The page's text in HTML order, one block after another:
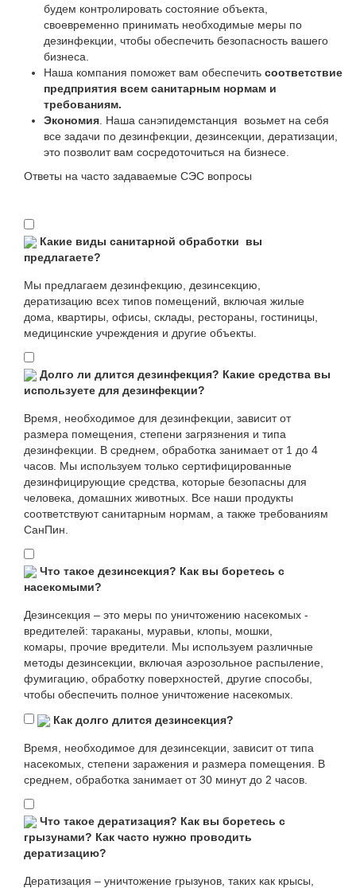
будем контролировать состояние объекта,
своевременно принимать необходимые меры по
дезинфекции, чтобы обеспечить безопасность вашего
бизнеса.
Наша компания поможет вам обеспечить соответствие
предприятия всем санитарным нормам и
требованиям.
Экономия . Наша санэпидемстанция возьмет на себя
все задачи по дезинфекции, дезинсекции, дератизации,
это позволит вам сосредоточиться на бизнесе.
Ответы на часто задаваемые СЭС вопросы
Какие виды санитарной обработки вы
предлагаете?
Мы предлагаем дезинфекцию, дезинсекцию,
дератизацию всех типов помещений, включая жилые
дома, квартиры, офисы, склады, рестораны, гостиницы,
медицинские учреждения и другие объекты.
Долго ли длится дезинфекция? Какие средства вы
используете для дезинфекции?
Время, необходимое для дезинфекции, зависит от
размера помещения, степени загрязнения и типа
дезинфекции. В среднем, обработка занимает от 1 до 4
часов. Мы используем только сертифицированные
дезинфицирующие средства, которые безопасны для
человека, домашних животных. Все наши продукты
соответствуют санитарным нормам, а также требованиям
СанПин.
Что такое дезинсекция? Как вы боретесь с
насекомыми?
Дезинсекция – это меры по уничтожению насекомых -
вредителей: тараканы, муравьи, клопы, мошки,
комары, прочие вредители. Мы используем различные
методы дезинсекции, включая аэрозольное распыление,
фумигацию, обработку поверхностей, другие способы,
чтобы обеспечить полное уничтожение насекомых.
Как долго длится дезинсекция?
Время, необходимое для дезинсекции, зависит от типа
насекомых, степени заражения и размера помещения. В
среднем, обработка занимает от 30 минут до 2 часов.
Что такое дератизация? Как вы боретесь с
грызунами? Как часто нужно проводить
дератизацию?
Дератизация – уничтожение грызунов, таких как крысы,